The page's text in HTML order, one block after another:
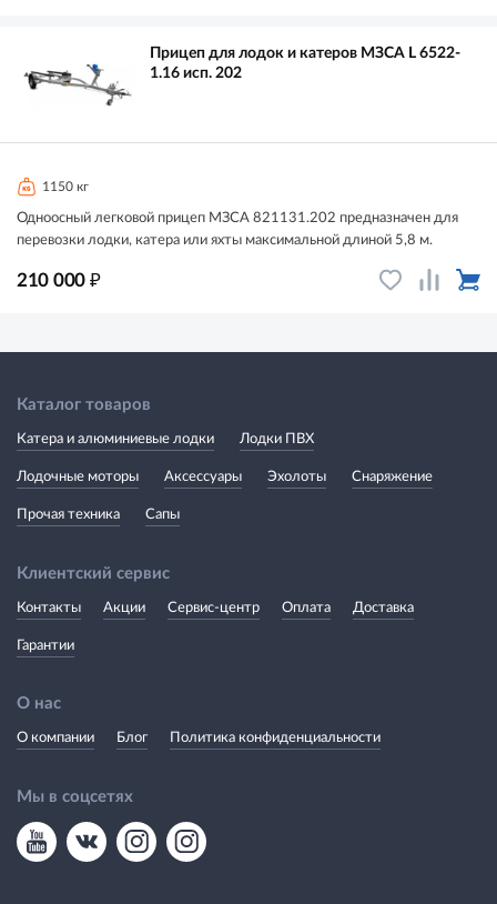
Прицеп для лодок и катеров МЗСА L 6522-
1.16 исп. 202
1150 кг
Одноосный легковой прицеп МЗСА 821131.202 предназначен для
перевозки лодки, катера или яхты максимальной длиной 5,8 м.
210 000 ₽
Каталог товаров
Катера и алюминиевые лодки Лодки ПВХ
Лодочные моторы Аксессуары Эхолоты Снаряжение
Прочая техника Сапы
Клиентский сервис
Контакты Акции Сервис-центр Оплата Доставка
Гарантии
О нас
О компании Блог Политика конфиденциальности
Мы в соцсетях